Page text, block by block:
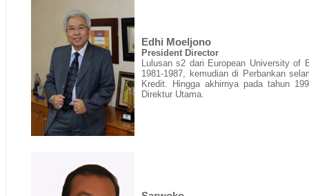
Edhi Moeljono
President Director
Lulusan s2 dari European University of
1981-1987, kemudian di Perbankan
Kredit. Hingga akhirnya pada tahun
Direktur Utama.